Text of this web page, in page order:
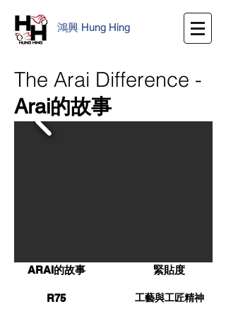
鴻興 Hung Hing
The Arai Difference -
Arai的故事
ARAI的故事
R75
緊貼度
工藝與工匠精神